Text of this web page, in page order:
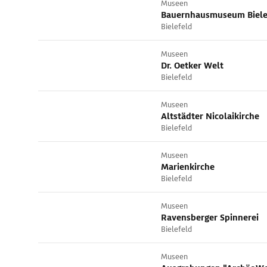
Museen
Bauernhausmuseum
Bielefeld
Museen
Dr. Oetker Welt
Bielefeld
Museen
Altstädter Nicolaikirche
Bielefeld
Museen
Marienkirche
Bielefeld
Museen
Ravensberger Spinnerei
Bielefeld
Museen